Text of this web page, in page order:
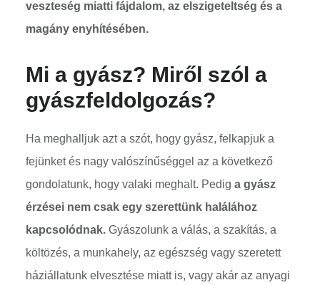
veszteség miatti fájdalom, az elszigeteltség és a
magány enyhítésében.
Mi a gyász? Miről szól a
gyászfeldolgozás?
Ha meghalljuk azt a szót, hogy gyász, felkapjuk a
fejünket és nagy valószínűséggel az a következő
gondolatunk, hogy valaki meghalt. Pedig a gyász
érzései nem csak egy szerettünk halálához
kapcsolódnak. Gyászolunk a válás, a szakítás, a
költözés, a munkahely, az egészség vagy szeretett
háziállatunk elvesztése miatt is, vagy akár az anyagi